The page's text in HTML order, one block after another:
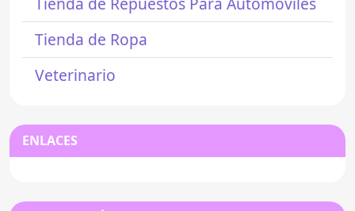
Tienda de Ropa
Veterinario
ENLACES